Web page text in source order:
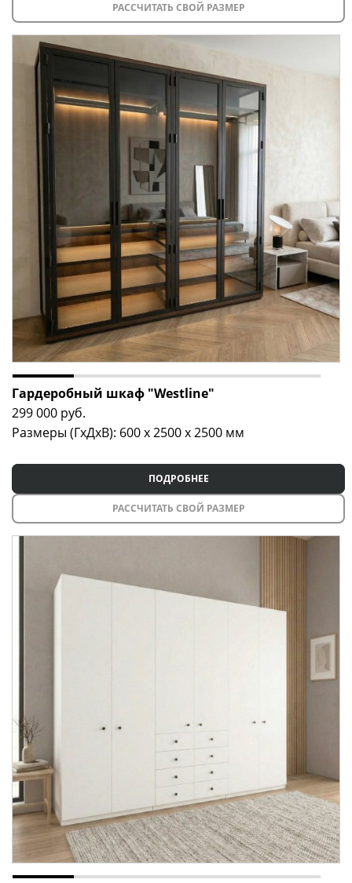
РАССЧИТАТЬ СВОЙ РАЗМЕР
Гардеробный шкаф "Westline"
299 000 руб.
Размеры (ГxДxВ): 600 x 2500 x 2500 мм
ПОДРОБНЕЕ
РАССЧИТАТЬ СВОЙ РАЗМЕР